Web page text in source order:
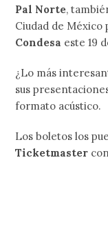
Pal Norte,
Ciudad de
Condesa este 19
¿Lo más
sus
formato acústico.
Los boletos los
Ticketmaster